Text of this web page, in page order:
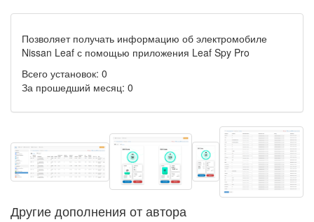
Позволяет получать информацию об электромобиле
Nissan Leaf с помощью приложения Leaf Spy Pro
Всего установок: 0
За прошедший месяц: 0
Другие дополнения от автора